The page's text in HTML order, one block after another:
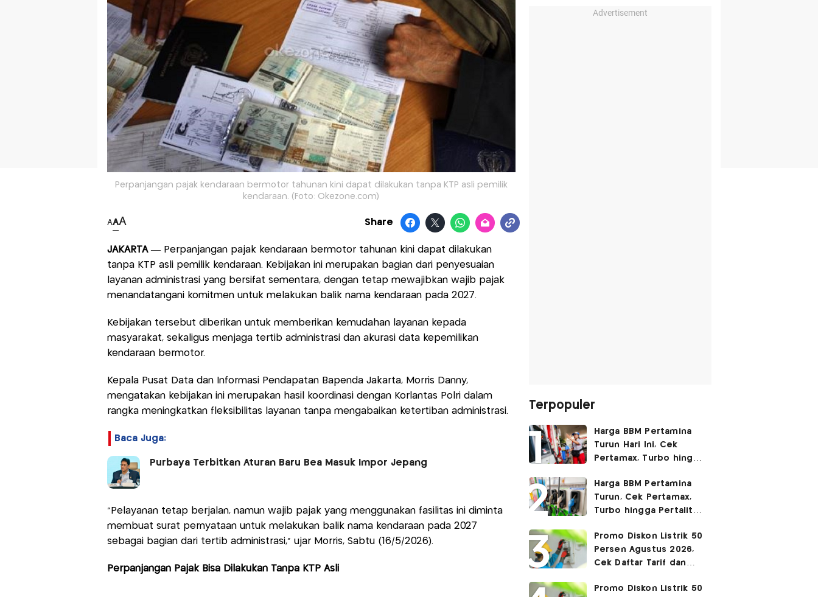
Perpanjangan pajak kendaraan bermotor tahunan kini dapat dilakukan tanpa KTP asli pemilik
kendaraan. (Foto: Okezone.com)
AAA Share
JAKARTA — Perpanjangan pajak kendaraan bermotor tahunan kini dapat dilakukan
tanpa KTP asli pemilik kendaraan. Kebijakan ini merupakan bagian dari penyesuaian
layanan administrasi yang bersifat sementara, dengan tetap mewajibkan wajib pajak
menandatangani komitmen untuk melakukan balik nama kendaraan pada 2027.
Kebijakan tersebut diberikan untuk memberikan kemudahan layanan kepada
masyarakat, sekaligus menjaga tertib administrasi dan akurasi data kepemilikan
kendaraan bermotor.
Kepala Pusat Data dan Informasi Pendapatan Bapenda Jakarta, Morris Danny,
mengatakan kebijakan ini merupakan hasil koordinasi dengan Korlantas Polri dalam
rangka meningkatkan fleksibilitas layanan tanpa mengabaikan ketertiban administrasi.
Baca Juga:
Purbaya Terbitkan Aturan Baru Bea Masuk Impor Jepang
“Pelayanan tetap berjalan, namun wajib pajak yang menggunakan fasilitas ini diminta
membuat surat pernyataan untuk melakukan balik nama kendaraan pada 2027
sebagai bagian dari tertib administrasi,” ujar Morris, Sabtu (16/5/2026).
Perpanjangan Pajak Bisa Dilakukan Tanpa KTP Asli
Advertisement
Terpopuler
Harga BBM Pertamina
Turun Hari Ini, Cek
Pertamax, Turbo hingga
2026
Harga BBM Pertamina
Turun, Cek Pertamax,
Turbo hingga Pertalite
Promo Diskon Listrik 50
Persen Agustus 2026,
Cek Daftar Tarif dan
Promo Diskon Listrik 50